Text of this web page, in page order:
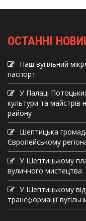
ОСТАННІ
Наш вугільний
паспорт
У Палаці
культури та
району
Шептицька
Європейському
У Шептицькому
вуличного мистецтва
У Шептицькому
трансформації